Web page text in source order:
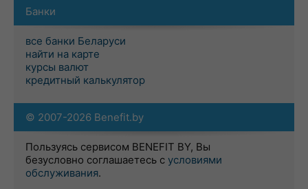
Банки
все банки Беларуси
найти на карте
курсы валют
кредитный калькулятор
© 2007-2026 Benefit.by
Пользуясь сервисом BENEFIT BY, Вы
безусловно соглашаетесь с условиями
обслуживания.